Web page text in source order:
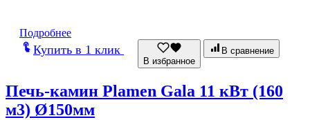
Подробнее
Купить в 1 клик
В избранное
В сравнение
Печь-камин Plamen Gala 11 кВт (160
м3) Ø150мм